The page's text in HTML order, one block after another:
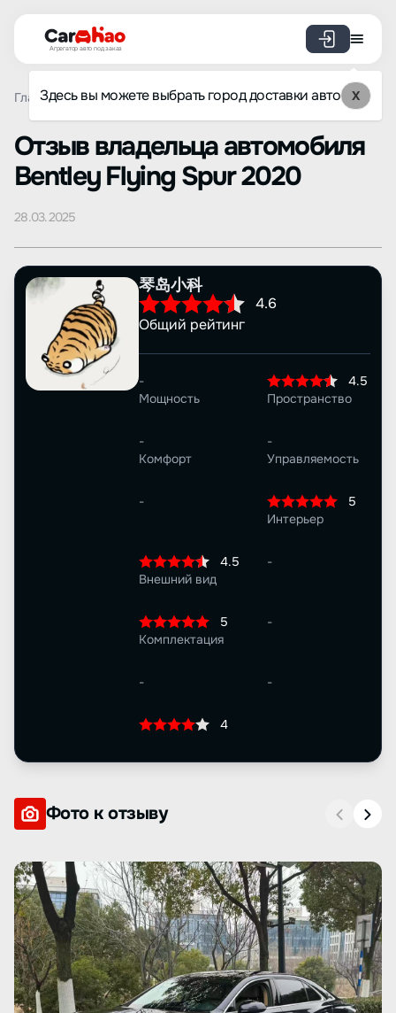
Агрегатор авто под заказ
Здесь вы можете выбрать город доставки авто X
Главная Отзывы Bentley Flying Spur Просмотр
Oтзыв владельца автомобиля
Bentley Flying Spur 2020
28.03.2025
琴岛小科
4.6
Общий рейтинг
-
Мощность
4.5
Пространство
-
Комфорт
-
Управляемость
-
5
Интерьер
4.5
Внешний вид
-
5
Комплектация
-
- -
4
Фото к отзыву